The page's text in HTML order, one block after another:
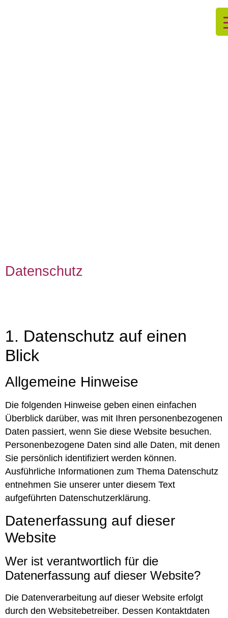
Datenschutz
1. Datenschutz auf einen
Blick
Allgemeine Hinweise
Die folgenden Hinweise geben einen einfachen
Überblick darüber, was mit Ihren personenbezogenen
Daten passiert, wenn Sie diese Website besuchen.
Personenbezogene Daten sind alle Daten, mit denen
Sie persönlich identifiziert werden können.
Ausführliche Informationen zum Thema Datenschutz
entnehmen Sie unserer unter diesem Text
aufgeführten Datenschutzerklärung.
Datenerfassung auf dieser
Website
Wer ist verantwortlich für die
Datenerfassung auf dieser Website?
Die Datenverarbeitung auf dieser Website erfolgt
durch den Websitebetreiber. Dessen Kontaktdaten